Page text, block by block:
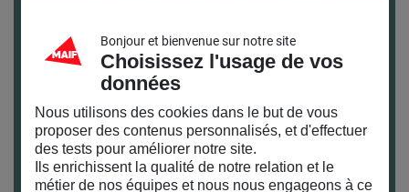
Infos pratiques :
Mardi 18 avril à 18h30
Durée : 2h
Réservation obligatoire
Pour venir au MAIF SOCIAL CLUB et connaître nos
Bonjour et bienvenue sur notre site
Choisissez l'usage de vos
données
Nous utilisons des cookies dans le but de vous
proposer des contenus personnalisés, et d'effectuer
des tests pour améliorer notre site.
Ils enrichissent la qualité de notre relation et le
métier de nos équipes et nous nous engageons à ce